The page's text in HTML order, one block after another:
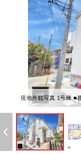
現地外観写真 1号棟 ■